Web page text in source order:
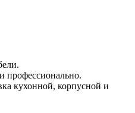
профессионально.
кухонной, корпусной и